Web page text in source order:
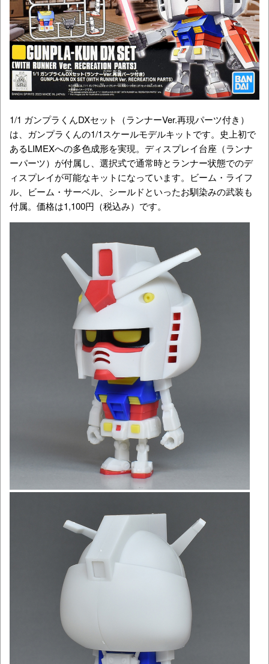
1/1 ガンプラくんDXセット（ランナーVer.再現パーツ付き）
は、ガンプラくんの1/1スケールモデルキットです。史上初で
あるLIMEXへの多色成形を実現。ディスプレイ台座（ランナ
ーパーツ）が付属し、選択式で通常時とランナー状態でのデ
ィスプレイが可能なキットになっています。ビーム・ライフ
ル、ビーム・サーベル、シールドといったお馴染みの武装も
付属。価格は1,100円（税込み）です。